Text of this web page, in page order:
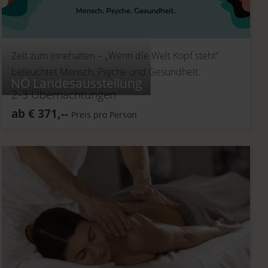
NÖ Landesausstellung
Zeit zum Innehalten – „Wenn die Welt Kopf steht“
beleuchtet Mensch, Psyche und Gesundheit.
2-3Übernachtungen
ab € 371,-- Preis pro Person